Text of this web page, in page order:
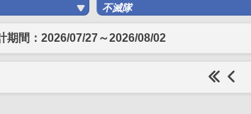
不滅隊
期間：2026/07/27～2026/08/02